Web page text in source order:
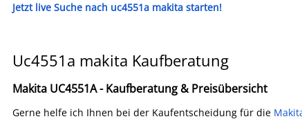
Jetzt live Suche nach uc4551a makita starten!
Uc4551a makita Kaufberatung
Makita UC4551A - Kaufberatung & Preisübersicht
Gerne helfe ich Ihnen bei der Kaufentscheidung für die